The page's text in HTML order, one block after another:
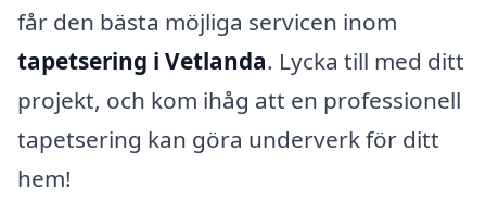
får den bästa möjliga servicen inom
tapetsering i Vetlanda. Lycka till med ditt
projekt, och kom ihåg att en professionell
tapetsering kan göra underverk för ditt
hem!